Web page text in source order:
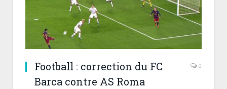
Football : correction du FC
Barca contre AS Roma
0